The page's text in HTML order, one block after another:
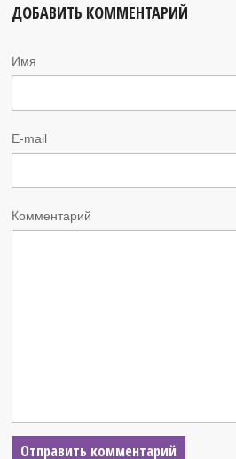
ДОБАВИТЬ КОММЕНТАРИЙ
Имя
E-mail
Комментарий